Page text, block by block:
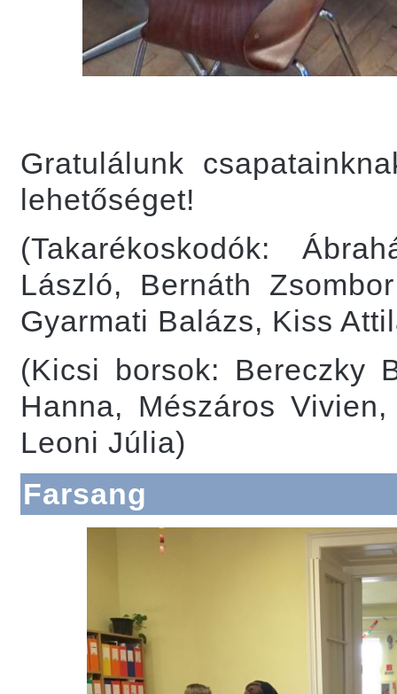
Gratulálunk
lehetőséget!
(Takarékoskodók:
László, Bernáth
Gyarmati Balázs, Kiss
(Kicsi borsok: Bereczky
Hanna, Mészáros
Leoni Júlia)
Farsang